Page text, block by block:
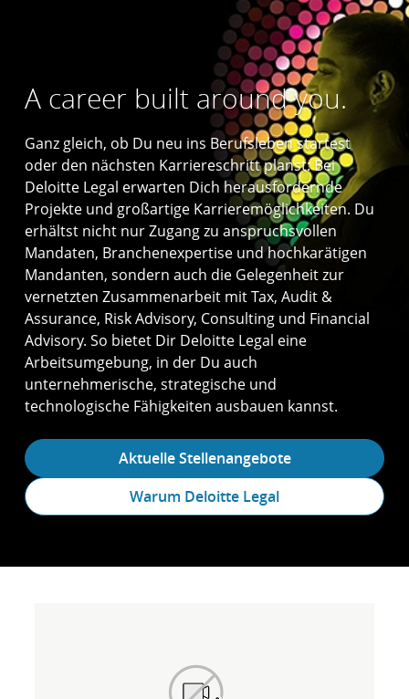
A career built around you.
Ganz gleich, ob Du neu ins Berufsleben startest
oder den nächsten Karriereschritt planst: Bei
Deloitte Legal erwarten Dich herausfordernde
Projekte und großartige Karrieremöglichkeiten. Du
erhältst nicht nur Zugang zu anspruchsvollen
Mandaten, Branchenexpertise und hochkarätigen
Mandanten, sondern auch die Gelegenheit zur
vernetzten Zusammenarbeit mit Tax, Audit &
Assurance, Risk Advisory, Consulting und Financial
Advisory. So bietet Dir Deloitte Legal eine
Arbeitsumgebung, in der Du auch
unternehmerische, strategische und
technologische Fähigkeiten ausbauen kannst.
Aktuelle Stellenangebote
Warum Deloitte Legal